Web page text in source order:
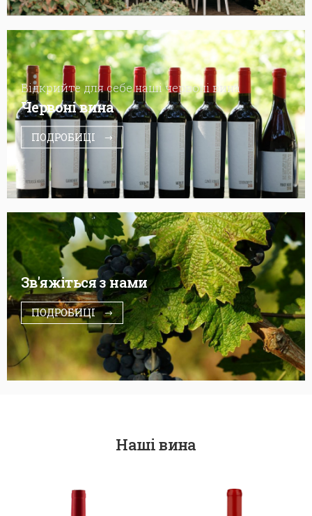
Відкрийте для себе наші червоні вина
Червоні вина
ПОДРОБИЦІ
Зв'яжіться з нами
ПОДРОБИЦІ
Наші вина